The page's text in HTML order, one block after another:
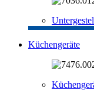
Küchengeräte